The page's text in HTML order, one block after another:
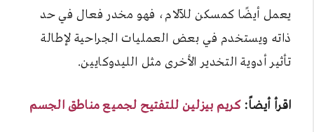
يعمل أيضًا كمسكن للآلام، فهو مخدر فعال في حد
ذاته ويستخدم في بعض العمليات الجراحية لإطالة
تأثير أدوية التخدير الأخرى مثل الليدوكايين.
اقرأ أيضاً:كريم بيزلين للتفتيح لجميع مناطق الجسم